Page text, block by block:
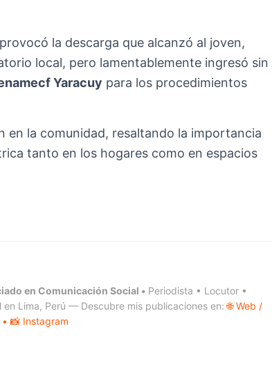
la descarga que alcanzó al joven,
local, pero lamentablemente ingresó sin
Yaracuy para los procedimientos
en la comunidad, resaltando la importancia
tanto en los hogares como en espacios
en Comunicación Social • Periodista • Locutor •
en Lima, Perú — Descubre mis publicaciones en:🌐 Web /
• 📸 Instagram